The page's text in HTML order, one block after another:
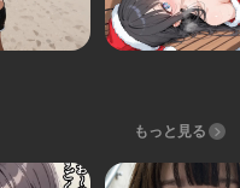
もっと見る